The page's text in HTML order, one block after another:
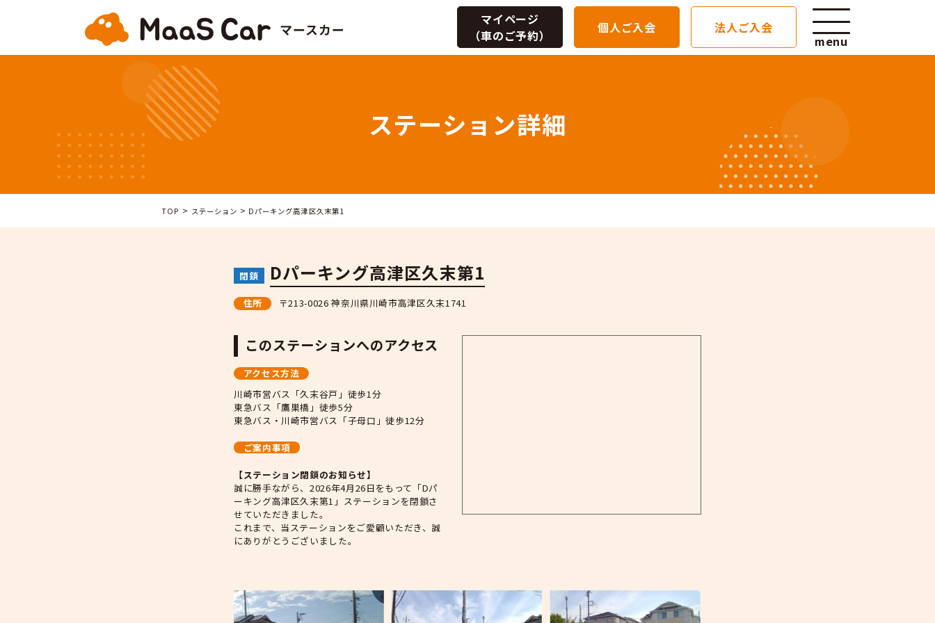
マイページ
（車のご予約）
個人ご入会
法人ご入会
menu
ステーション> Dパーキング高津区久末第1
閉鎖 Dパーキング高津区久末第1
住所
このステーションへのアクセス
川崎市営バス「久末谷戸」徒歩1分
東急バス「鷹巣橋」徒歩5分
東急バス・川崎市営バス「子母口」徒歩12分
【ステーション閉鎖のお知らせ】
誠に勝手ながら、2026年4月26日をもって「Dパ